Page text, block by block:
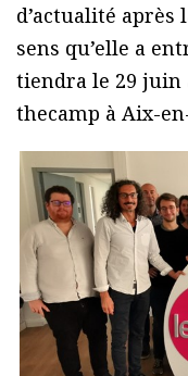
d’actualité après
sens qu’elle a
tiendra le 29 juin
thecamp à Aix-